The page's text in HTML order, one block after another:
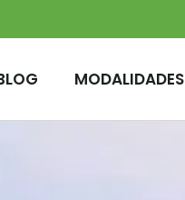
MODALIDADES